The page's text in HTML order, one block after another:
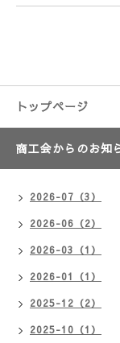
トップページ
商工会からのお知
2026-07（3）
2026-06（2）
2026-03（1）
2026-01（1）
2025-12（2）
2025-10（1）